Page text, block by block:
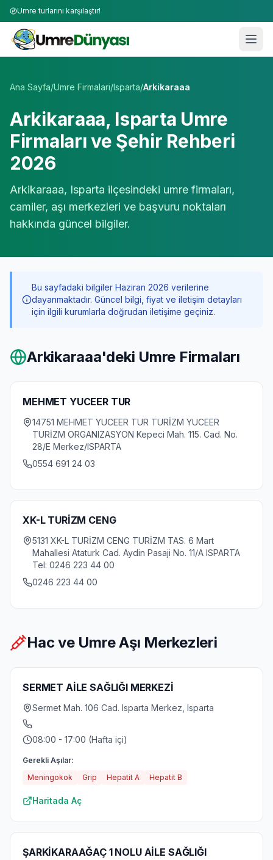
Umre turlarını karşılaştır!
Ana Sayfa/Umre Firmalari/Isparta/Arkikaraaa
Arkikaraaa, Isparta Umre
Firmaları ve Şehir Rehberi
2026
Arkikaraaa, Isparta ilçesindeki umre firmaları,
camiler, aşı merkezleri ve başvuru noktaları
hakkında güncel bilgiler.
Bu sayfadaki bilgiler Haziran 2026 verilerine
dayanmaktadır. Güncel bilgi, fiyat ve iletişim detayları
için ilgili kurumlarla doğrudan iletişime geçiniz.
Arkikaraaa'deki Umre Firmaları
MEHMET YUCEER TUR
14751 MEHMET YUCEER TUR TURİZM YUCEER
TURİZM ORGANIZASYON Kepeci Mah. 115. Cad. No.
28/E Merkez/ISPARTA
0554 691 24 03
XK-L TURİZM CENG
5131 XK-L TURİZM CENG TURİZM TAS. 6 Mart
Mahallesi Ataturk Cad. Aydin Pasaji No. 11/A ISPARTA
Tel: 0246 223 44 00
0246 223 44 00
Hac ve Umre Aşı Merkezleri
SERMET AİLE SAĞLIĞI MERKEZİ
Sermet Mah. 106 Cad. Isparta Merkez, Isparta
08:00 - 17:00 (Hafta içi)
Gerekli Aşılar:
Meningokok
Grip Hepatit A Hepatit B
Haritada Aç
ŞARKİKARAAĞAÇ 1 NOLU AİLE SAĞLIĞI